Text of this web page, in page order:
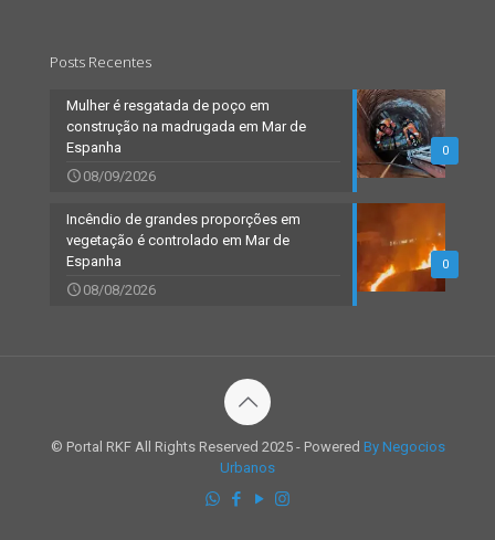
Posts Recentes
0
Mulher é resgatada de poço em
construção na madrugada em Mar de
Espanha
08/09/2026
0
Incêndio de grandes proporções em
vegetação é controlado em Mar de
Espanha
08/08/2026
© Portal RKF All Rights Reserved 2025 - Powered By Negocios
Urbanos